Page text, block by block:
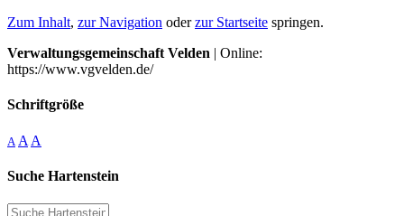
Zum Inhalt, zur Navigation oderzur Startseite springen.
Verwaltungsgemeinschaft Velden | Online:
https://www.vgvelden.de/
Schriftgröße
A A A
Suche Hartenstein